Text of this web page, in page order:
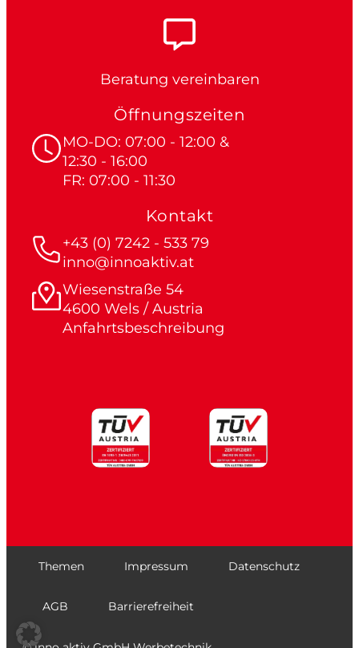
Beratung vereinbaren
Öffnungszeiten
MO-DO: 07:00 - 12:00 &
12:30 - 16:00
FR: 07:00 - 11:30
Kontakt
+43 (0) 7242 - 533 79
inno@innoaktiv.at
Wiesenstraße 54
4600 Wels / Austria
Anfahrtsbeschreibung
Themen Impressum Datenschutz
AGB Barrierefreiheit